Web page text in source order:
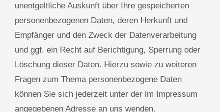
unentgeltliche Auskunft über Ihre gespeicherten
personenbezogenen Daten, deren Herkunft und
Empfänger und den Zweck der Datenverarbeitung
und ggf. ein Recht auf Berichtigung, Sperrung oder
Löschung dieser Daten. Hierzu sowie zu weiteren
Fragen zum Thema personenbezogene Daten
können Sie sich jederzeit unter der im Impressum
angegebenen Adresse an uns wenden.